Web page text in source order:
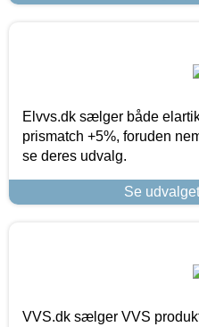
Elvvs.dk sælger både
prismatch +5%, foruden
se deres udvalg.
Se
VVS.dk sælger VVS